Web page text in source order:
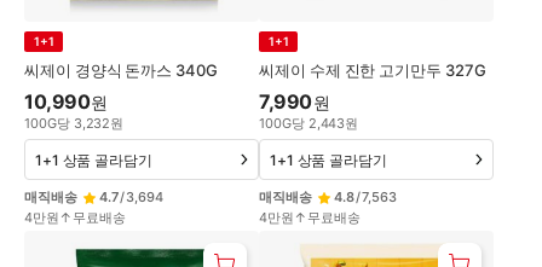
씨제이 경양식 돈까스 340G
1+1
10,990원
100G당 3,232원
매직배송 4.7/3,694
4만원↑무료배송
1+1 상품 골라담기
씨제이 수제 진한 고기만두 327G
1+1
7,990원
100G당 2,443원
매직배송 4.8/7,563
4만원↑무료배송
1+1 상품 골라담기